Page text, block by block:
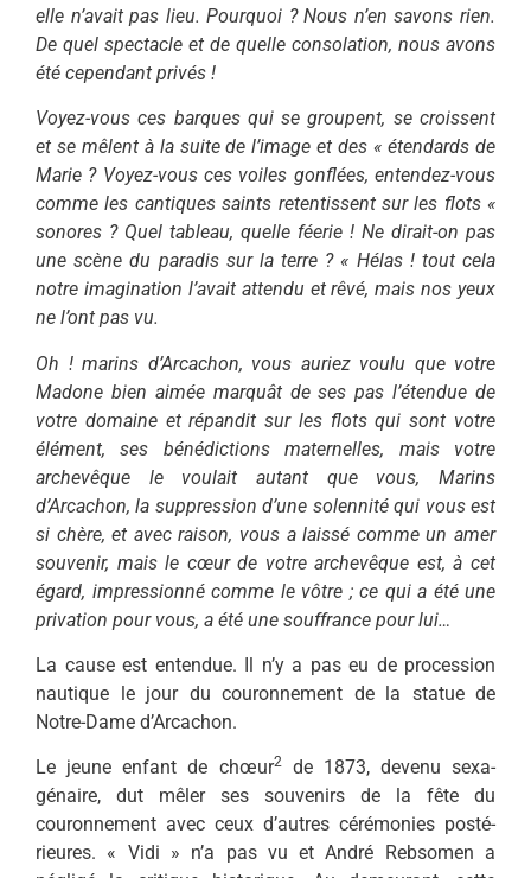
elle n’avait pas lieu. Pourquoi ? Nous n’en savons rien.
De quel spectacle et de quelle consolation, nous avons
été cependant privés !
Voyez-vous ces barques qui se groupent, se croissent
et se mêlent à la suite de l’image et des « étendards de
Marie ? Voyez-vous ces voiles gonflées, entendez-vous
comme les cantiques saints retentissent sur les flots «
sonores ? Quel tableau, quelle féerie ! Ne dirait-on pas
une scène du paradis sur la terre ? « Hélas ! tout cela
notre imagination l’avait attendu et rêvé, mais nos yeux
ne l’ont pas vu.
Oh ! marins d’Arcachon, vous auriez voulu que votre
Madone bien aimée marquât de ses pas l’étendue de
votre domaine et répandit sur les flots qui sont votre
élément, ses bénédictions maternelles, mais votre
archevêque le voulait autant que vous, Marins
d’Arcachon, la suppression d’une solennité qui vous est
si chère, et avec raison, vous a laissé comme un amer
souvenir, mais le cœur de votre archevêque est, à cet
égard, impressionné comme le vôtre ; ce qui a été une
privation pour vous, a été une souffrance pour lui…
La cause est entendue. Il n’y a pas eu de procession
nautique le jour du couronnement de la statue de
Notre-Dame d’Arcachon.
Le jeune enfant de chœur2de 1873, devenu sexa­
génaire, dut mêler ses souvenirs de la fête du
couronnement avec ceux d’autres cérémonies posté­
rieures. « Vidi » n’a pas vu et André Rebsomen a